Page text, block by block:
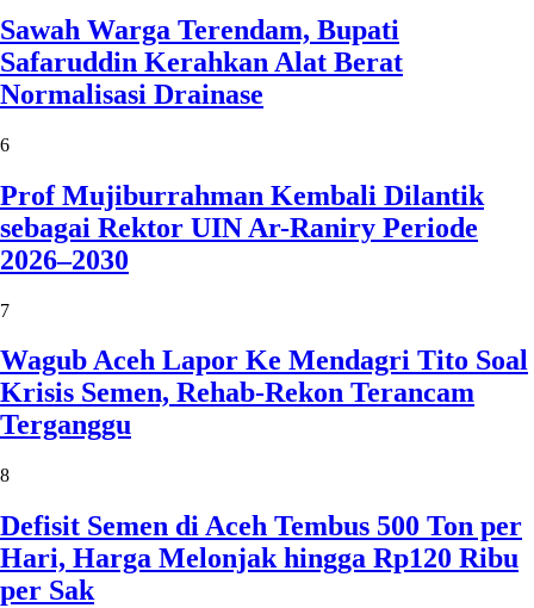
Sawah Warga Terendam, Bupati
Safaruddin Kerahkan Alat Berat
Normalisasi Drainase
6
Prof Mujiburrahman Kembali Dilantik
sebagai Rektor UIN Ar-Raniry Periode
2026–2030
7
Wagub Aceh Lapor Ke Mendagri Tito Soal
Krisis Semen, Rehab-Rekon Terancam
Terganggu
8
Defisit Semen di Aceh Tembus 500 Ton per
Hari, Harga Melonjak hingga Rp120 Ribu
per Sak